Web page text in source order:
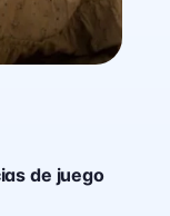
de juego